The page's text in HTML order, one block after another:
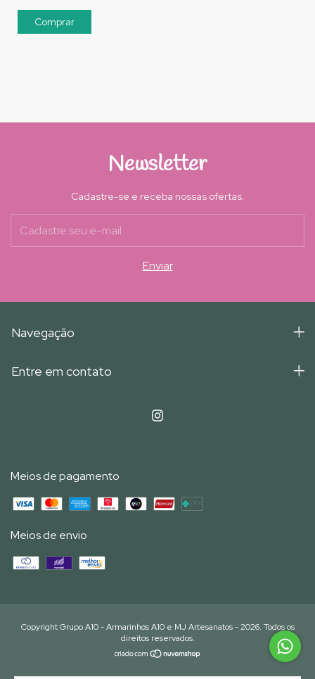
Newsletter
Cadastre-se e receba nossas ofertas.
Navegação
Entre em contato
Meios de pagamento
Meios de envio
Copyright Grupo A10 - Armarinhos A10 e MJ Artesanatos - 2026. Todos os
direitos reservados.